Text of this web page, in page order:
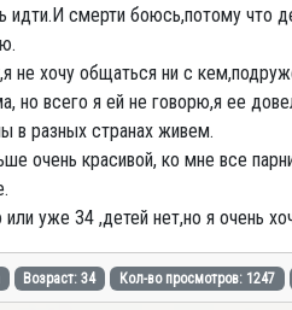
смерти боюсь,потому что
не хочу общаться ни с
но всего я ей не говорю,я ее
в разных странах живем.
очень красивой, ко мне все
уже 34 ,детей нет,но я очень
Возраст: 34 Кол-во просмотров: 1247